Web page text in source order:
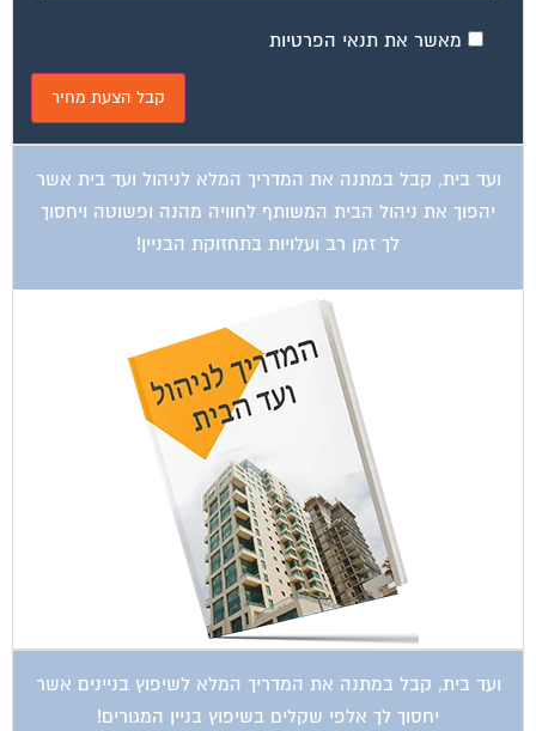
מאשר את תנאי הפרטיות
ועד בית, קבל במתנה את המדריך המלא לניהול ועד בית אשר
יהפוך את ניהול הבית המשותף לחוויה מהנה ופשוטה ויחסוך
לך זמן רב ועלויות בתחזוקת הבניין!
ועד בית, קבל במתנה את המדריך המלא לשיפוץ בניינים אשר
יחסוך לך אלפי שקלים בשיפוץ בניין המגורים!